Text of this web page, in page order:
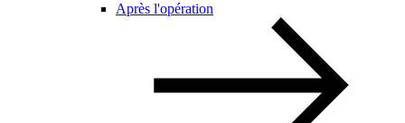
Après l'opération